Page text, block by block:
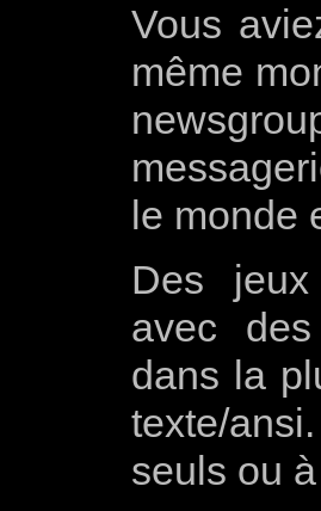
Vous
même
le monde
Des
avec des
dans la
texte/
seuls ou